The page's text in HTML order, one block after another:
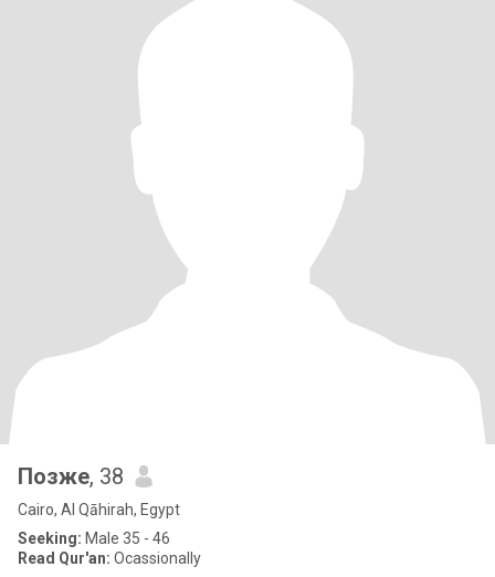
Позже, 38
Cairo, Al Qāhirah, Egypt
Seeking: Male 35 - 46
Read Qur'an: Ocassionally